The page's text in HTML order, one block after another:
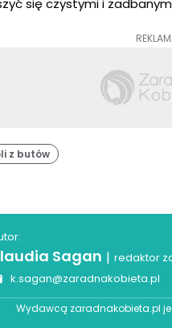
z butów
Sagan | redaktor
k.sagan@zaradnakobieta.pl
Wydawcą zaradnakobieta.pl